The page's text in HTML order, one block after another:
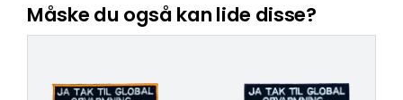
Måske du også kan lide disse?